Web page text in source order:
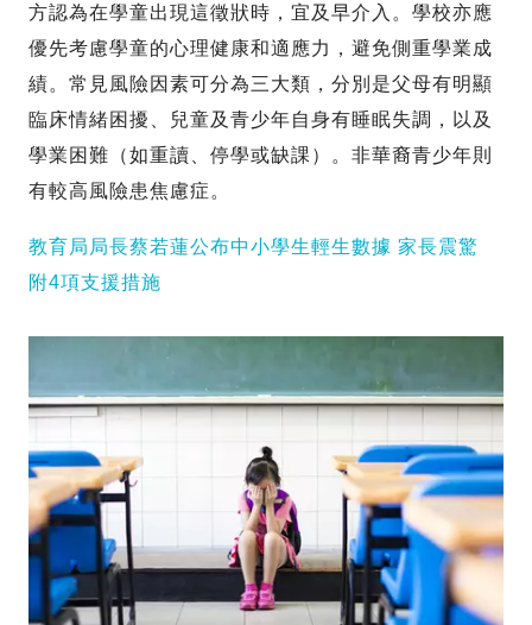
方認為在學童出現這徵狀時，宜及早介入。學校亦應
優先考慮學童的心理健康和適應力，避免側重學業成
績。常見風險因素可分為三大類，分別是父母有明顯
臨床情緒困擾、兒童及青少年自身有睡眠失調，以及
學業困難（如重讀、停學或缺課）。非華裔青少年則
有較高風險患焦慮症。
教育局局長蔡若蓮公布中小學生輕生數據 家長震驚
附4項支援措施